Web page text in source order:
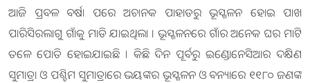
ଆଜି ପ୍ରବଳ ବର୍ଷା ପରେ ଅଚାନକ ପାହାଡରୁ ଭୂସ୍ଖଳନ ହୋଇ ପାଖ
ପାରିସିରଲାଗୁ ଗାଁକୁ ମାଡି ଯାଇଥିଲା । ଭୂସ୍ଖଳନରେ ଗାଁର ଅନେକ ଘର ମାଟି
ତଳେ ପୋତି ହୋଇଯାଇଛି । କିଛି ଦିନ ପୂର୍ବରୁ ଇଣ୍ଡୋନେସିଆର ଦକ୍ଷିଣ
ସୁମାତ୍ରା ଓ ପଶ୍ଚିମ ସୁମାତ୍ରାରେ ଭୟଙ୍କର ଭୂସ୍ଖଳନ ଓ ବନ୍ୟାରେ ୧୧୮୦ ଜଣଙ୍କ